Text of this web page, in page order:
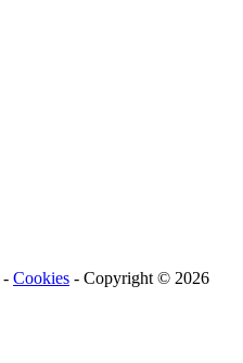
- Cookies - Copyright © 2026